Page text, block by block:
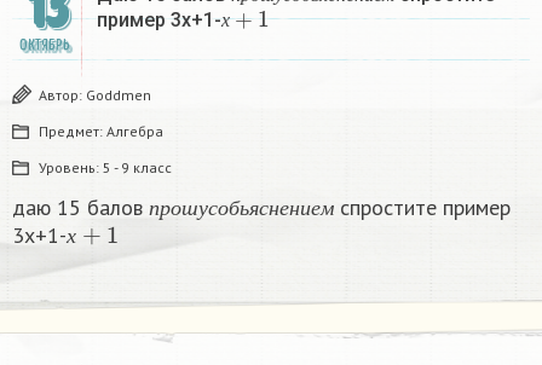
ОКТЯБРЬ
пр о ш у с о б ьяс н е н и ем
пример 3х+1-х
х+1
Автор: Goddmen
Предмет: Алгебра
Уровень: 5 - 9 класс
даю 15 балов п р о ш у с о б ьяс н е н и ем
cпростите пример
3х+1-х
х +1